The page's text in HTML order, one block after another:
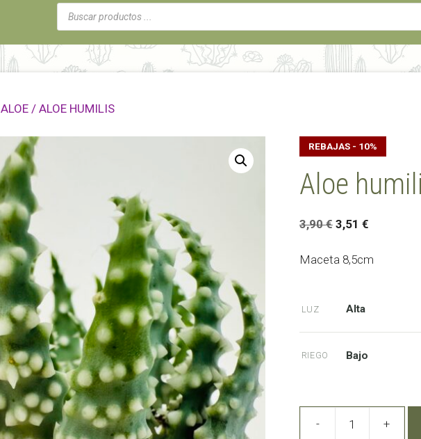
Búsqueda
de
productos
ALOE / ALOE HUMILIS
REBAJAS - 10%
Aloe
3,90€ El
original
3,51 €El
actual
Maceta 8,5cm
LUZ Alta
RIEGO Bajo
- +